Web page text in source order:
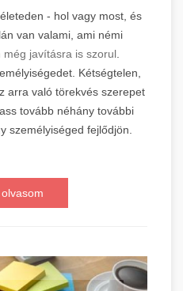
- hol vagy most, és
van valami, ami némi
még javításra is szorul
Kétségtelen,
arra való törekvés szerepet
tovább néhány további
személyiséged fejlődjön.